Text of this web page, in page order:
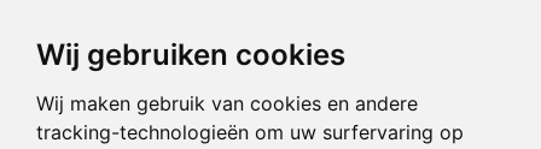
Wij gebruiken cookies
Wij maken gebruik van cookies en andere
tracking-technologieën om uw surfervaring op
COLOFON
COMMUNICATION PLATFORM